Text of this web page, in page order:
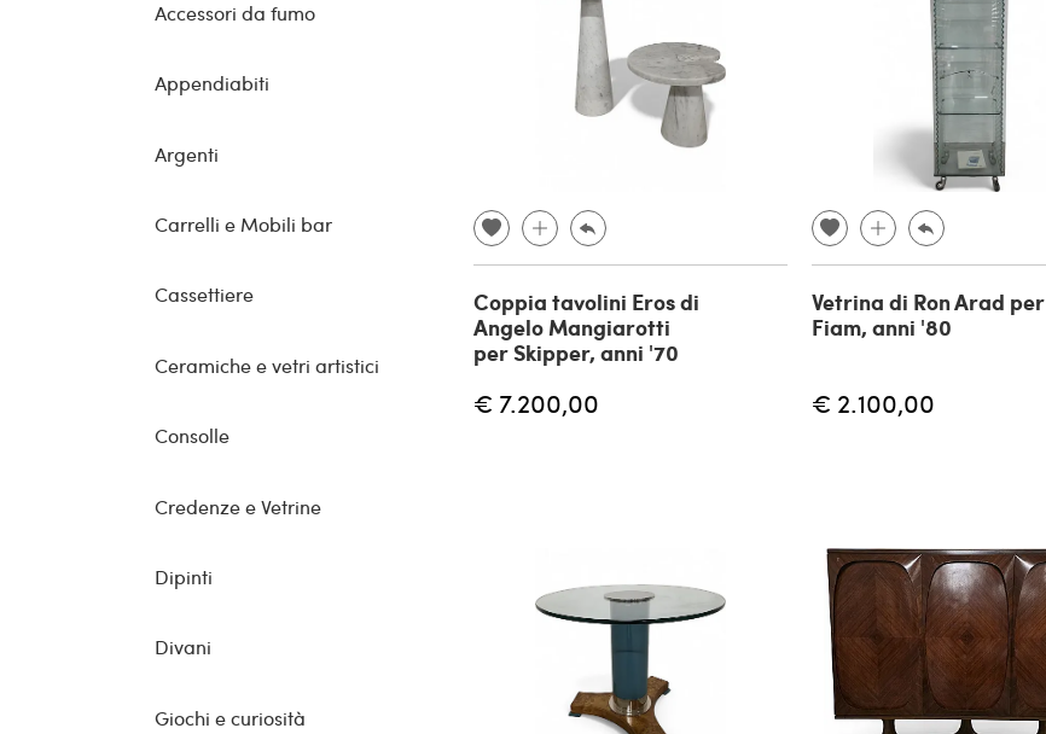
Accessori da fumo
Appendiabiti
Argenti
Carrelli e Mobili bar
Cassettiere
Ceramiche e vetri artistici
Consolle
Credenze e Vetrine
Dipinti
Divani
Giochi e curiosità
Coppia tavolini Eros di
Angelo Mangiarotti
per Skipper, anni '70
€ 7.200,00
Vetrina di Ron Arad per
Fiam, anni '80
€ 2.100,00